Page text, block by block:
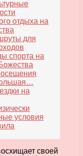
отдыха на
для
спорта на
на
условия
своей